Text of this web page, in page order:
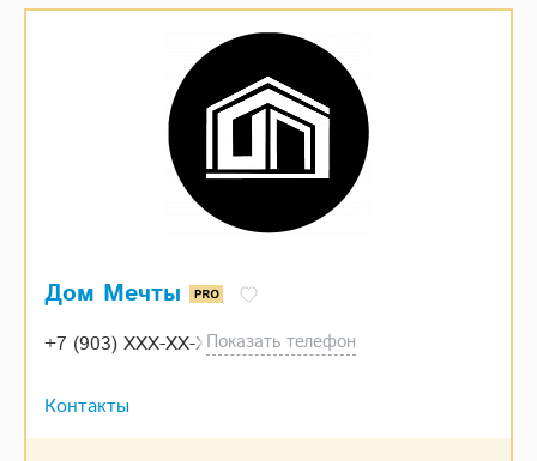
Дом Мечты
+7 (903) XXX-XX-XXПоказать телефон
Контакты